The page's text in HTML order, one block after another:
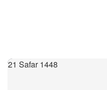
21 Safar 1448